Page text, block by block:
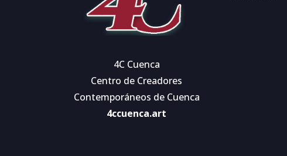
4C Cuenca
Centro de Creadores
Contemporáneos de Cuenca
4ccuenca.art